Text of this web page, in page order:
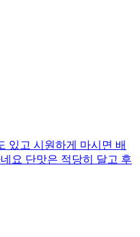
있고 시원하게 마시면 배
요 단맛은 적당히 달고 후